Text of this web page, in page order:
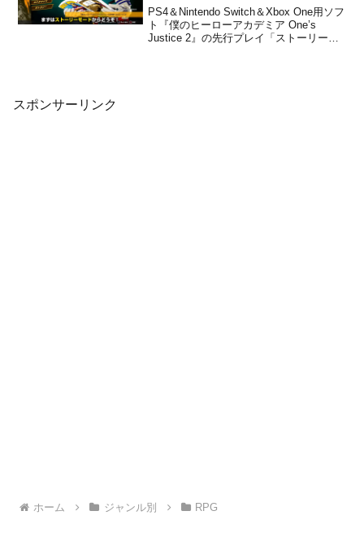
ンプから公開！
PS4＆Nintendo Switch＆Xbox One用ソフ
ト『僕のヒーローアカデミア One’s
Justice 2』の先行プレイ「ストーリー＆
スポンサーリンク
ホーム ジャンル別 RPG